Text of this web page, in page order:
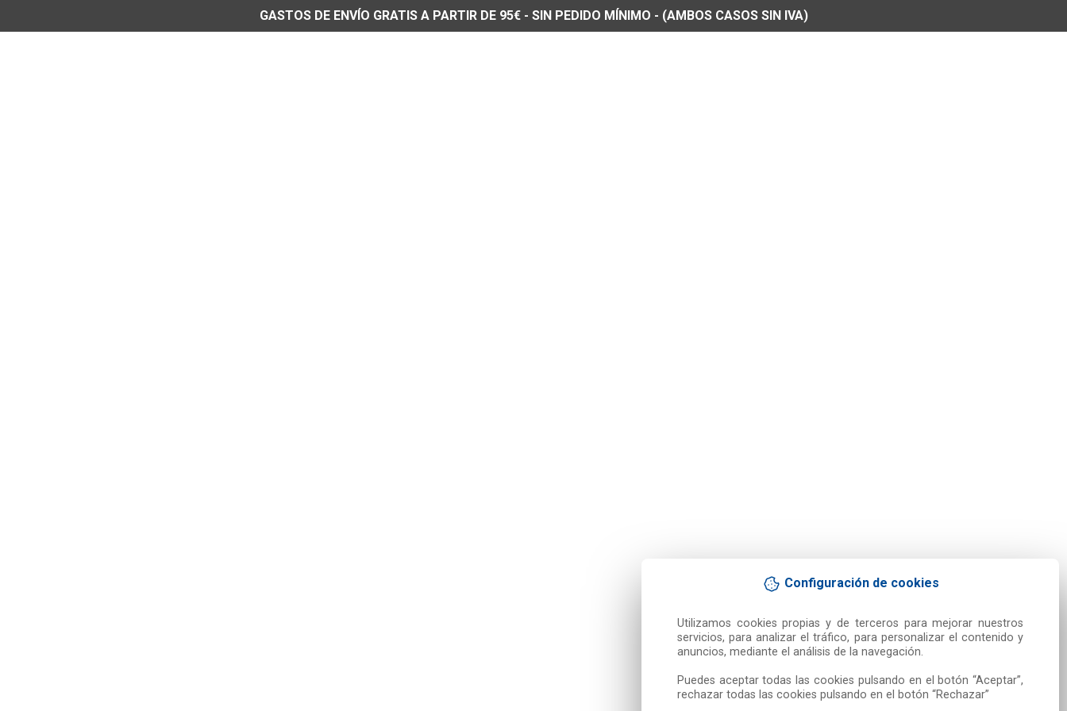
Configuración de cookies
Utilizamos cookies propias y de terceros para mejorar nuestros
servicios, para analizar el tráfico, para personalizar el contenido y
anuncios, mediante el análisis de la navegación.
Puedes aceptar todas las cookies pulsando en el botón “Aceptar”,
rechazar todas las cookies pulsando en el botón “Rechazar”
GASTOS DE ENVÍO GRATIS A PARTIR DE 95€ - SIN PEDIDO MÍNIMO - (AMBOS CASOS SIN IVA)